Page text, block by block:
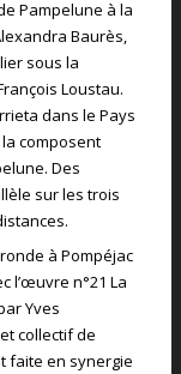
Pampelune à la
Baurès,
sous la
Loustau.
dans le Pays
composent
Des
sur les trois
à Pompéjac
l’œuvre n°21 La
Yves
collectif de
faite en synergie